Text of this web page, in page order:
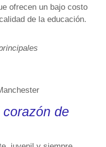
ofrecen un bajo costo
de la educación.
de